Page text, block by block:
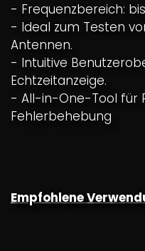
- Frequenzbereich: bis
- Ideal zum Testen
Antennen.
- Intuitive
Echtzeitanzeige.
- All-in-One-Tool für
Fehlerbehebung
Empfohlene